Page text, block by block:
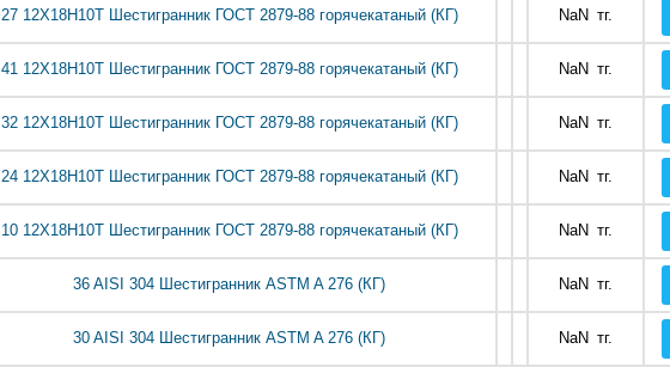
27 12Х18Н10Т Шестигранник ГОСТ 2879-88 горячекатаный (КГ) NaN тг.
41 12Х18Н10Т Шестигранник ГОСТ 2879-88 горячекатаный (КГ) NaN тг.
32 12Х18Н10Т Шестигранник ГОСТ 2879-88 горячекатаный (КГ) NaN тг.
24 12Х18Н10Т Шестигранник ГОСТ 2879-88 горячекатаный (КГ) NaN тг.
10 12Х18Н10Т Шестигранник ГОСТ 2879-88 горячекатаный (КГ) NaN тг.
36 AISI 304 Шестигранник ASTM A 276 (КГ) NaN тг.
30 AISI 304 Шестигранник ASTM A 276 (КГ) NaN тг.